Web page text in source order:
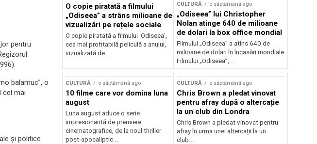
pentru
balamuc”, o
cel mai
și politice
O copie piratată a filmului
„Odiseea” a strâns milioane de
vizualizări pe rețele sociale
O copie piratată a filmului 'Odiseea',
cea mai profitabilă peliculă a anului,
vizualizată de...
CULTURĂ o săptămână ago
„Odiseea” lui Christopher
Nolan atinge 640 de milioane
de dolari la box office mondial
Filmului „Odiseea” a atins 640 de
milioane de dolari în încasări mondiale
Filmului „Odiseea”,...
CULTURĂ o săptămână ago
10 filme care vor domina luna
august
Luna august aduce o serie
impresionantă de premiere
cinematografice, de la noul thriller
post-apocaliptic...
CULTURĂ o săptămână ago
Chris Brown a pledat vinovat
pentru afray după o altercație
la un club din Londra
Chris Brown a pledat vinovat pentru
afray în urma unei altercații la un
club...